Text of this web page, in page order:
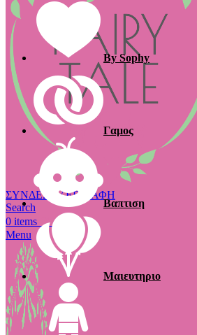
ΣΥΝΔΕΣΗ / ΕΓΓΡΑΦΗ
Search
0 items €0.00
Menu
By Sophy
Γαμος
Βαπτιση
Μαιευτηριο